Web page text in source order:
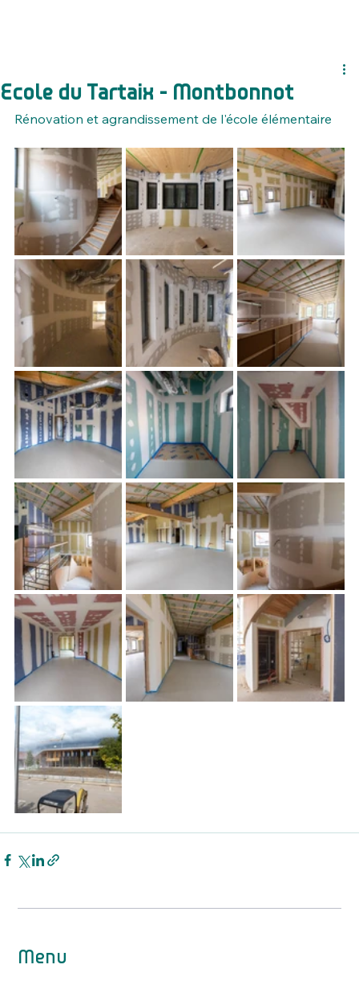
Ecole du Tartaix - Montbonnot
Rénovation et agrandissement de l'école élémentaire
Menu